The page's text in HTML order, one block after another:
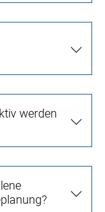
werden